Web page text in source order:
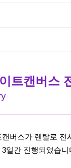
트캔버스
버스가 렌탈로 전
일간 진행되었습니